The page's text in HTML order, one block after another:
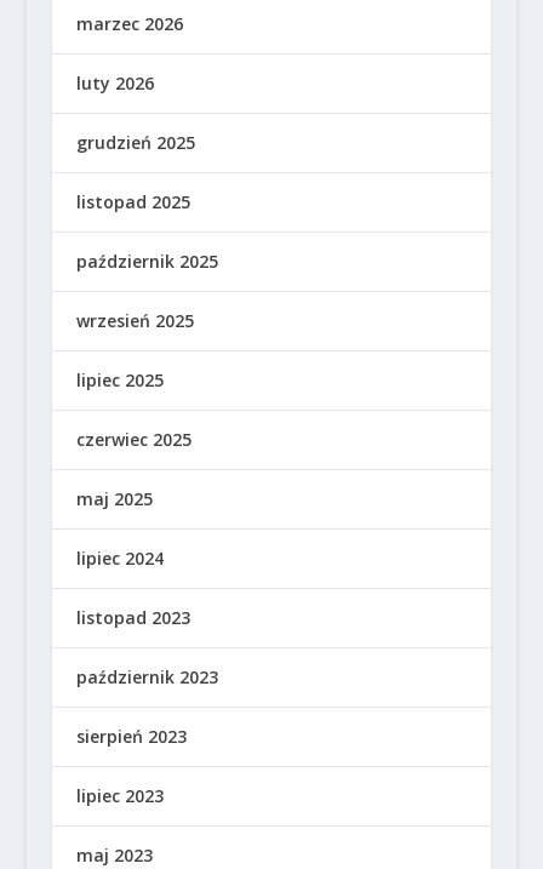
marzec 2026
luty 2026
grudzień 2025
listopad 2025
październik 2025
wrzesień 2025
lipiec 2025
czerwiec 2025
maj 2025
lipiec 2024
listopad 2023
październik 2023
sierpień 2023
lipiec 2023
maj 2023